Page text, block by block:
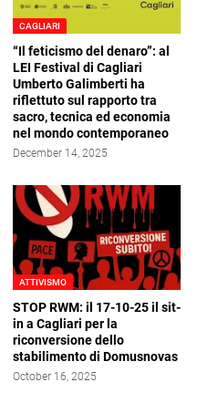
CAGLIARI
“Il feticismo del denaro”: al
LEI Festival di Cagliari
Umberto Galimberti ha
riflettuto sul rapporto tra
sacro, tecnica ed economia
nel mondo contemporaneo
December 14, 2025
ATTIVISMO
STOP RWM: il 17-10-25 il sit-
in a Cagliari per la
riconversione dello
stabilimento di Domusnovas
October 16, 2025